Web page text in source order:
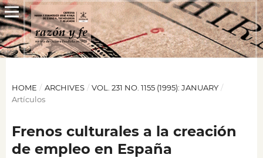
HOME / ARCHIVES / VOL. 231 NO. 1155 (1995): JANUARY /
Artículos
Frenos culturales a la creación
de empleo en España